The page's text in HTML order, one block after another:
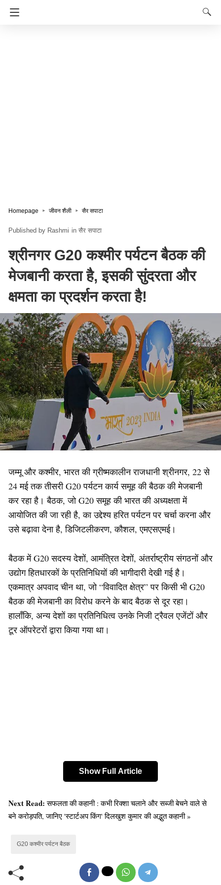
Homepage जीवन शैली सैर सपाटा
Rashmi in सैर सपाटा
श्रीनगर G20 कश्मीर पर्यटन बैठक की
मेजबानी करता है, इसकी सुंदरता और
क्षमता का प्रदर्शन करता है!
जम्मू और कश्मीर, भारत की ग्रीष्मकालीन राजधानी श्रीनगर, 22 से
24 मई तक तीसरी G20 पर्यटन कार्य समूह की बैठक की मेजबानी
कर रहा है। बैठक, जो G20 समूह की भारत की अध्यक्षता में
आयोजित की जा रही है, का उद्देश्य हरित पर्यटन पर चर्चा करना और
उसे बढ़ावा देना है, डिजिटलीकरण, कौशल, एमएसएमई।
बैठक में G20 सदस्य देशों, आमंत्रित देशों, अंतर्राष्ट्रीय संगठनों और
उद्योग हितधारकों के प्रतिनिधियों की भागीदारी देखी गई है।
एकमात्र अपवाद चीन था, जो “विवादित क्षेत्र” पर किसी भी G20
बैठक की मेजबानी का विरोध करने के बाद बैठक से दूर रहा।
हालाँकि, अन्य देशों का प्रतिनिधित्व उनके निजी ट्रैवल एजेंटों और
टूर ऑपरेटरों द्वारा किया गया था।
किया। जम्मू और कश्मीर की सांस्कृतिक विरासत को प्रदर्शित करने
वाले स्थानीय कलाकारों द्वारा पारंपरिक नृत्य रूपों का शानदार
Show Full Article
Next Read:सफलता की कहानी : कभी रिक्शा चलाने और सब्जी बेचने वाले से
बने करोड़पति, जानिए 'स्टार्टअप किंग' दिलखुश कुमार की अद्भुत कहानी »
G20 कश्मीर पर्यटन बैठक